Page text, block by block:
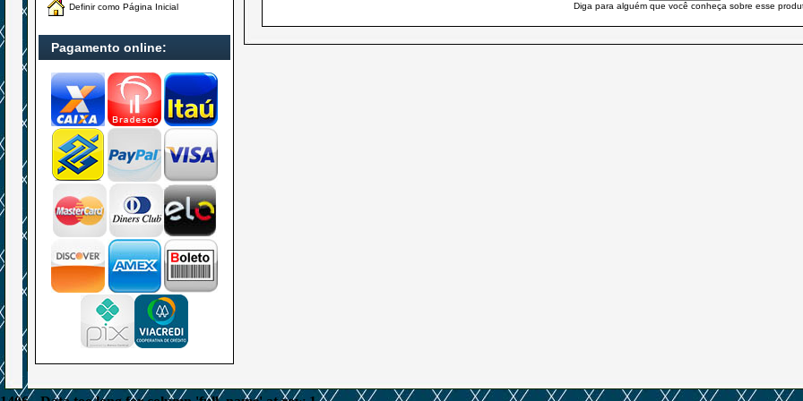
Definir como Página Inicial
Pagamento online:
Diga para alguém que você conheça sobre esse